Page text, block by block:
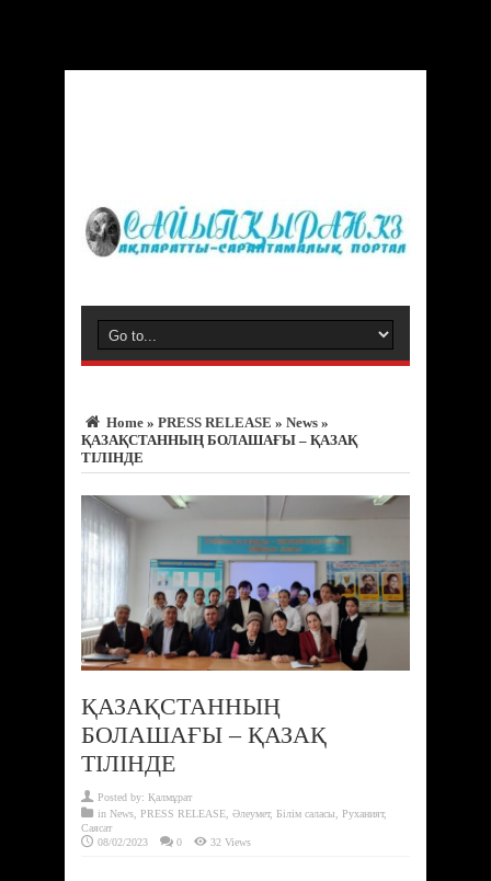
Home » PRESS RELEASE » News »
ҚАЗАҚСТАННЫҢ БОЛАШАҒЫ – ҚАЗАҚ
ТІЛІНДЕ
ҚАЗАҚСТАННЫҢ
БОЛАШАҒЫ – ҚАЗАҚ
ТІЛІНДЕ
Posted by: Қалмұрат
in News PRESS RELEASE Әлеумет, Білім саласы Руханият,
Саясат
08/02/2023
0 32 Views